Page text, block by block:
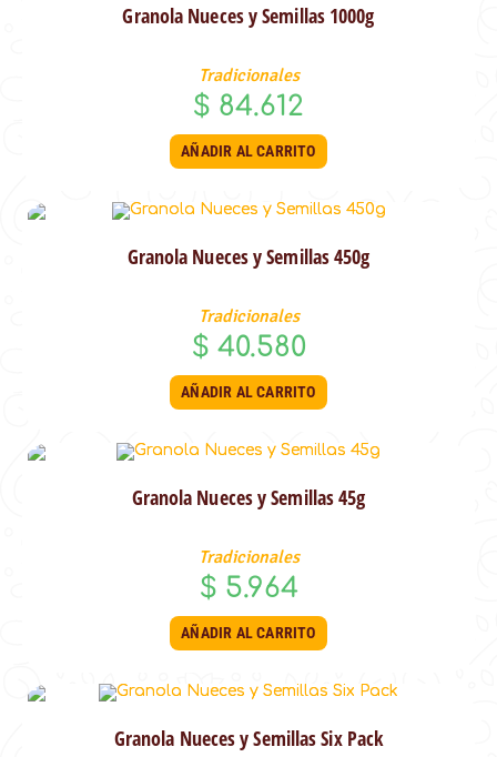
Granola Nueces y Semillas 1000g
Tradicionales
$ 84.612
AÑADIR AL CARRITO
Granola Nueces y Semillas 450g
Tradicionales
$ 40.580
AÑADIR AL CARRITO
Granola Nueces y Semillas 45g
Tradicionales
$ 5.964
AÑADIR AL CARRITO
Granola Nueces y Semillas Six Pack